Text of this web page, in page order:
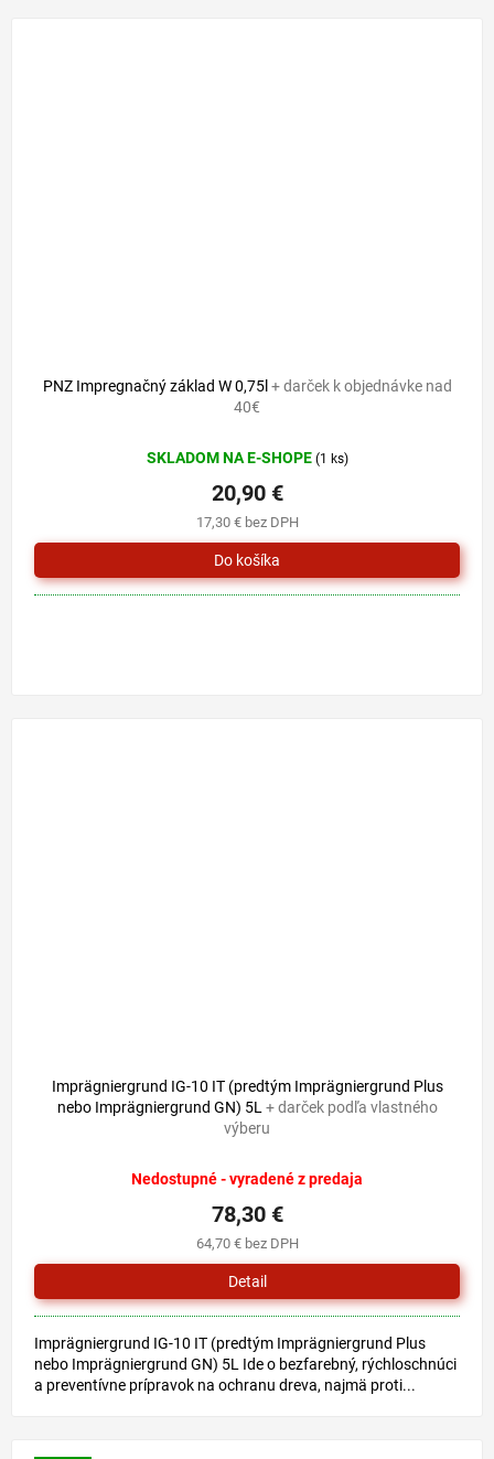
PNZ Impregnačný základ W 0,75l + darček k objednávke nad
40€
SKLADOM NA E-SHOPE (1 ks)
17,30 € bez DPH
20,90 €
Imprägniergrund IG-10 IT (predtým Imprägniergrund Plus
nebo Imprägniergrund GN) 5L+ darček podľa vlastného
výberu
Nedostupné - vyradené z predaja
64,70 € bez DPH
78,30 €
Detail
Imprägniergrund IG-10 IT (predtým Imprägniergrund Plus
nebo Imprägniergrund GN) 5L Ide o bezfarebný, rýchloschnúci
a preventívne prípravok na ochranu dreva, najmä proti...